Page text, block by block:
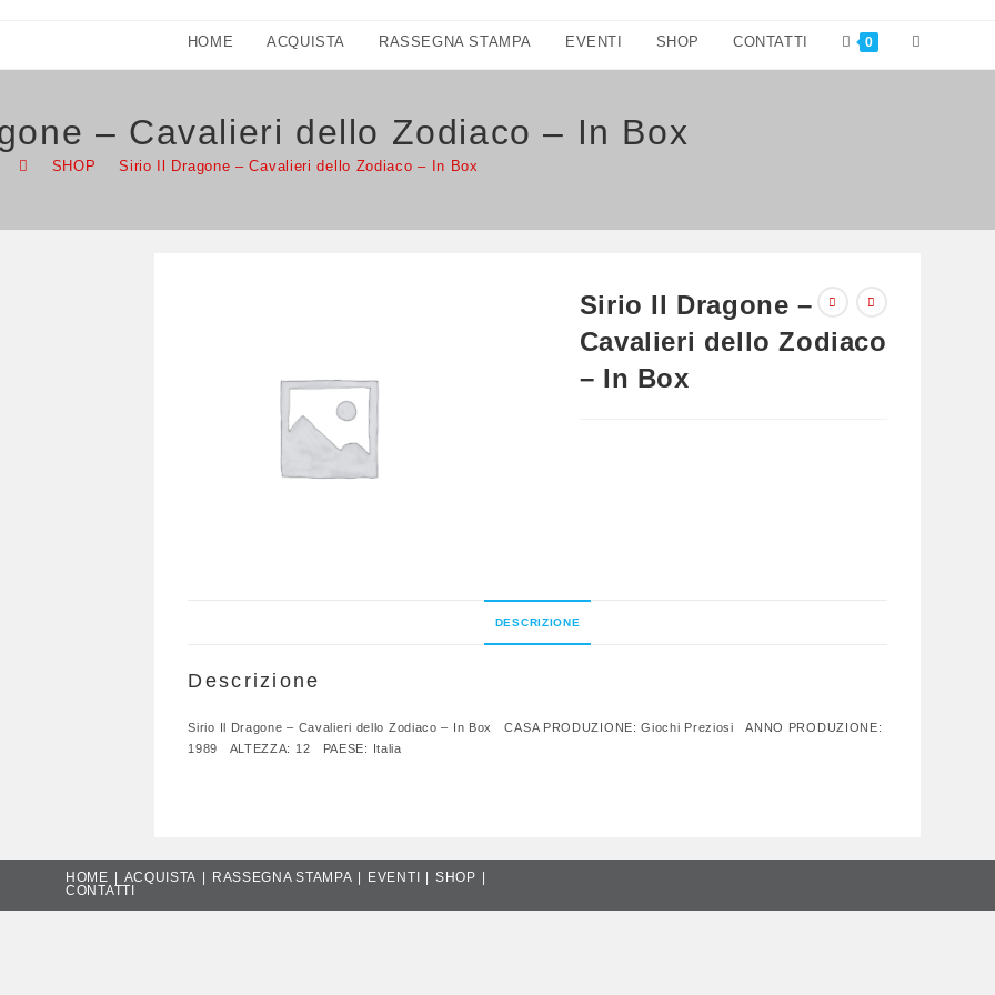
HOME ACQUISTA RASSEGNA STAMPA EVENTI SHOP CONTATTI 0 Attiva/
– Cavalieri dello Zodiaco – In Box
SHOP Sirio Il Dragone – Cavalieri dello Zodiaco – In Box
Sirio Il Dragone –
Cavalieri dello Zodiaco
– In Box
DESCRIZIONE
Descrizione
Sirio Il Dragone – Cavalieri dello Zodiaco – In Box CASA PRODUZIONE: Giochi Preziosi ANNO PRODUZIONE:
1989 ALTEZZA: 12 PAESE: Italia
HOME ACQUISTA RASSEGNA STAMPA EVENTI
SHOP
CONTATTI